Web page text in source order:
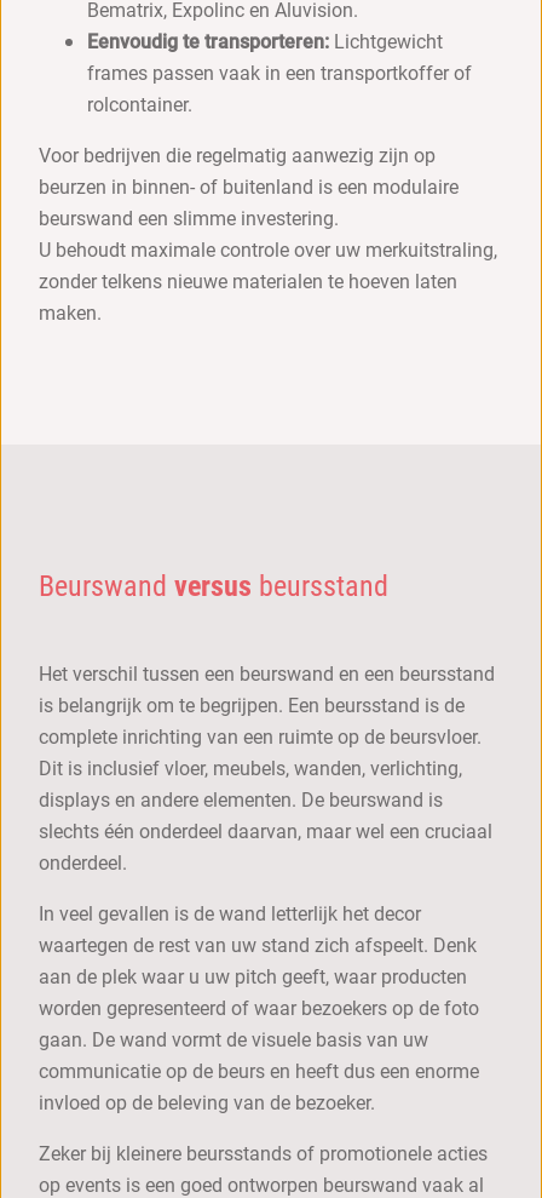
Bematrix, Expolinc en Aluvision.
Eenvoudig te transporteren: Lichtgewicht
frames passen vaak in een transportkoffer of
rolcontainer.
Voor bedrijven die regelmatig aanwezig zijn op
beurzen in binnen- of buitenland is een modulaire
beurswand een slimme investering.
U behoudt maximale controle over uw merkuitstraling,
zonder telkens nieuwe materialen te hoeven laten
maken.
Beurswand versus beursstand
Het verschil tussen een beurswand en een beursstand
is belangrijk om te begrijpen. Een beursstand is de
complete inrichting van een ruimte op de beursvloer.
Dit is inclusief vloer, meubels, wanden, verlichting,
displays en andere elementen. De beurswand is
slechts één onderdeel daarvan, maar wel een cruciaal
onderdeel.
In veel gevallen is de wand letterlijk het decor
waartegen de rest van uw stand zich afspeelt. Denk
aan de plek waar u uw pitch geeft, waar producten
worden gepresenteerd of waar bezoekers op de foto
gaan. De wand vormt de visuele basis van uw
communicatie op de beurs en heeft dus een enorme
invloed op de beleving van de bezoeker.
Zeker bij kleinere beursstands of promotionele acties
op events is een goed ontworpen beurswand vaak al